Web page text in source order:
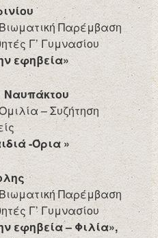
Παρέμβαση
Γ’ Γυμνασίου
εφηβεία»
– Συζήτηση
-Όρια »
Παρέμβαση
Γ’ Γυμνασίου
εφηβεία – Φιλία»,